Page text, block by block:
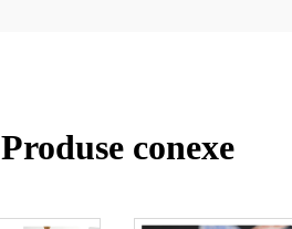
Produse conexe